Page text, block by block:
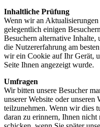
Inhaltliche Prüfung
Wenn wir an
gelegentlich einigen
Besuchern alternative Inhalte,
die Nutzererfahrung am
wir ein Cookie auf Ihr Gerät,
Seite Ihnen angezeigt wurde.
Umfragen
Wir bitten unsere Besucher
unserer Website oder unseren
teilzunehmen. Wenn wir dies
daran zu erinnern, Ihnen